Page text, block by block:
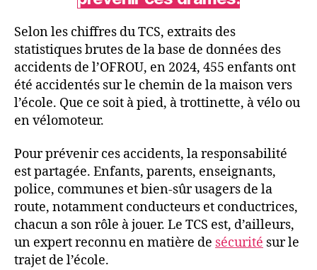
Selon les chiffres du TCS, extraits des
statistiques brutes de la base de données des
accidents de l’OFROU, en 2024, 455 enfants ont
été accidentés sur le chemin de la maison vers
l’école. Que ce soit à pied, à trottinette, à vélo ou
en vélomoteur.
Pour prévenir ces accidents, la responsabilité
est partagée. Enfants, parents, enseignants,
police, communes et bien-sûr usagers de la
route, notamment conducteurs et conductrices,
chacun a son rôle à jouer. Le TCS est, d’ailleurs,
un expert reconnu en matière de sécurité sur le
trajet de l’école.